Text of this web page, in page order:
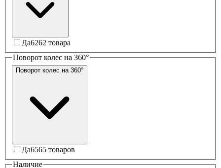
Да6262 товара
Поворот колес на 360°
Поворот колес на 360°
Да6565 товаров
Наличие